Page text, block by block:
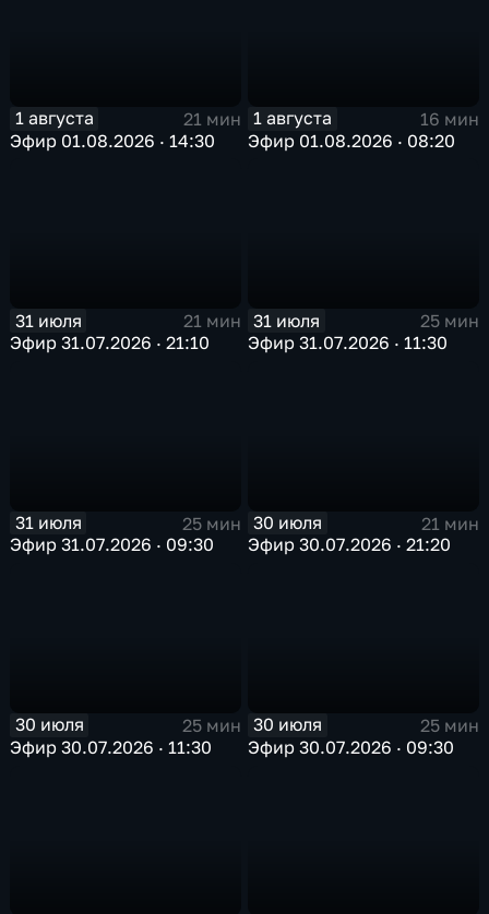
1 августа
21 мин
Эфир 01.08.2026 · 14:30
1 августа
16 мин
Эфир 01.08.2026 · 08:20
31 июля
21 мин
Эфир 31.07.2026 · 21:10
31 июля
25 мин
Эфир 31.07.2026 · 11:30
31 июля
25 мин
Эфир 31.07.2026 · 09:30
30 июля
21 мин
Эфир 30.07.2026 · 21:20
30 июля
25 мин
Эфир 30.07.2026 · 11:30
30 июля
25 мин
Эфир 30.07.2026 · 09:30